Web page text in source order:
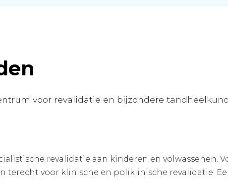
voor revalidatie en bijzondere
revalidatie aan kinderen en volwassenen.
terecht voor klinische en poliklinische revalidatie.